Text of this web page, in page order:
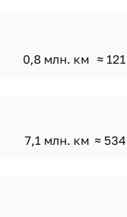
0,8 млн. км ≈
7,1 млн. км ≈